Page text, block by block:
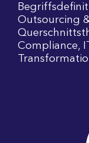
Outsourcing
Compliance,